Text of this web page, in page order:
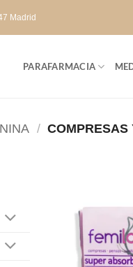
Madrid
PARAFARMACIA
/ COMPRESAS